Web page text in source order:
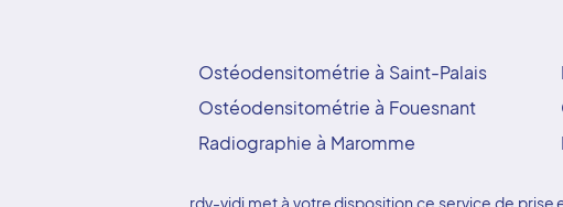
Ostéodensitométrie à Saint-Palais
Ostéodensitométrie à Fouesnant
Radiographie à Maromme
rdv-vidi met à votre disposition ce service de prise